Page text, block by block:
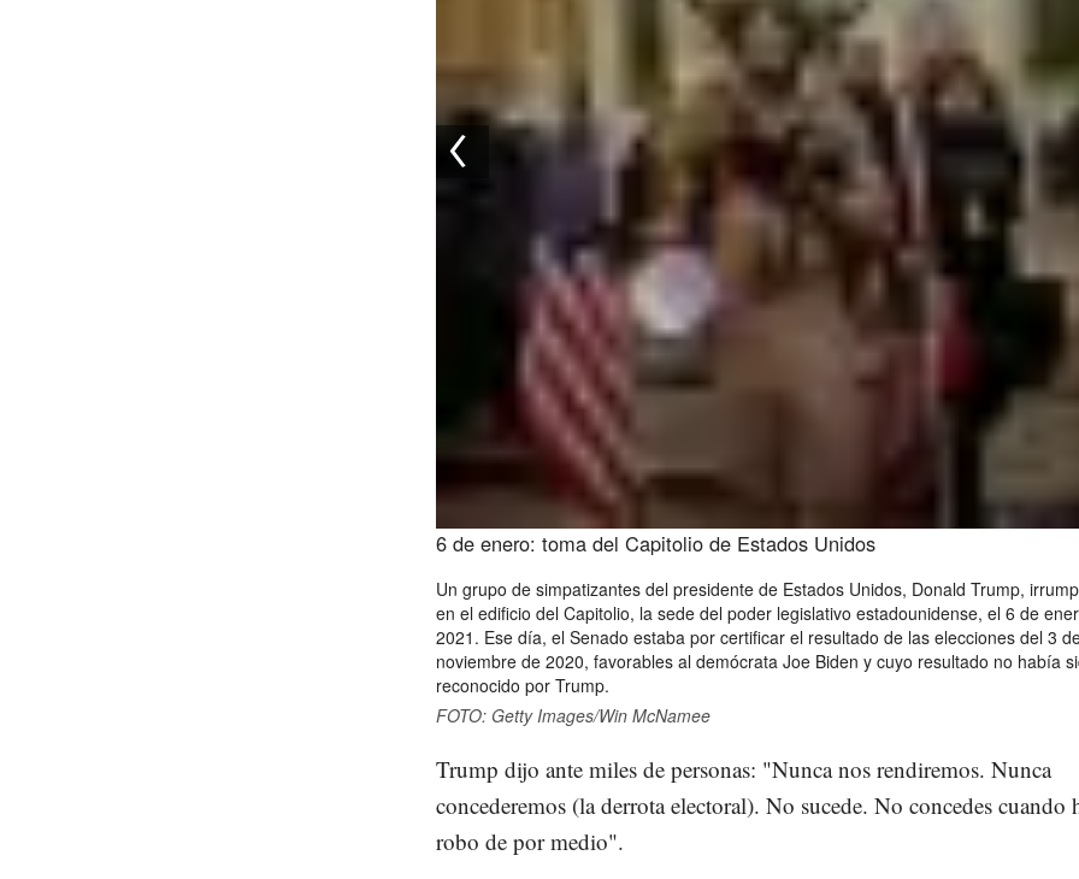
6 de enero: toma del Capitolio de Estados Unidos
Un grupo de simpatizantes del presidente de Estados Unidos, Donald Trump,
en el edificio del Capitolio, la sede del poder legislativo estadounidense, el 6 de
2021. Ese día, el Senado estaba por certificar el resultado de las elecciones del 3
noviembre de 2020, favorables al demócrata Joe Biden y cuyo resultado no había
reconocido por Trump.
FOTO: Getty Images/Win McNamee
Trump dijo ante miles de personas: "Nunca nos rendiremos. Nunca
concederemos (la derrota electoral). No sucede. No concedes cuando
robo de por medio".